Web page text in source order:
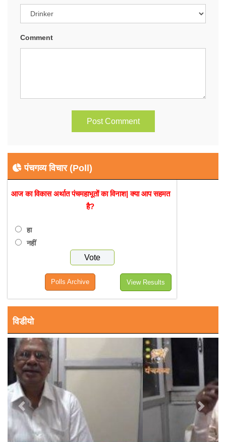
Comment
पंचगव्य विचार (Poll)
आज का विकास अर्थात पंचमहाभूतों का विनाश| क्या आप सहमत
है?
हा
नहीं
View Results
Polls Archive
विडीयो
Previous Next